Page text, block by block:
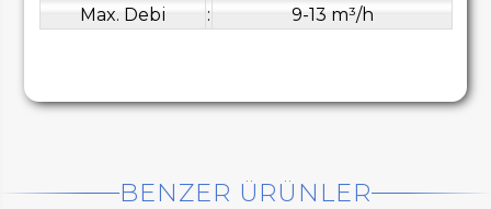
Max. Debi
: 9-13 m³/h
BENZER ÜRÜNLER